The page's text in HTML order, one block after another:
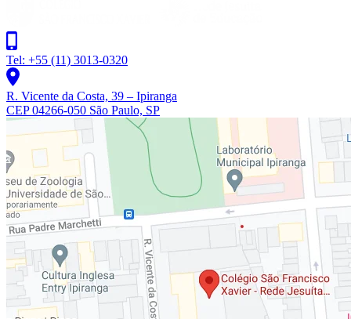
Tel: +55 (11) 3013-0320
R. Vicente da Costa, 39 – Ipiranga
CEP 04266-050 São Paulo, SP